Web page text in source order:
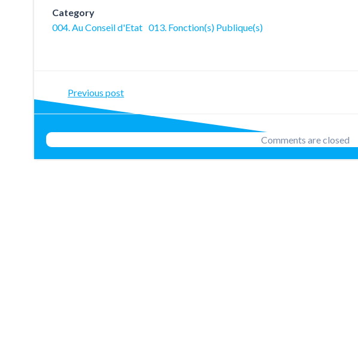
Category
004. Au Conseil d'Etat 013. Fonction(s) Publique(s)
Post
navigation
Previous post
Comments are closed